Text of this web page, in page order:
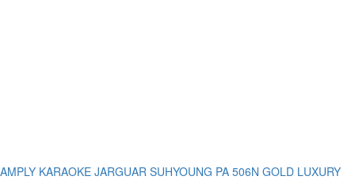
AMPLY KARAOKE JARGUAR SUHYOUNG PA 506N GOLD LUXURY